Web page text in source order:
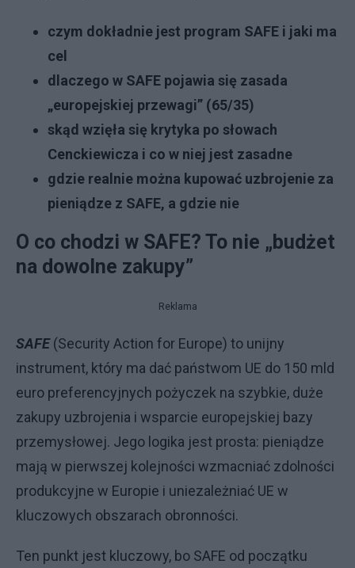
czym dokładnie jest program SAFE i jaki ma
cel
dlaczego w SAFE pojawia się zasada
„europejskiej przewagi” (65/35)
skąd wzięła się krytyka po słowach
Cenckiewicza i co w niej jest zasadne
gdzie realnie można kupować uzbrojenie za
pieniądze z SAFE, a gdzie nie
O co chodzi w SAFE? To nie „budżet
na dowolne zakupy”
Reklama
SAFE(Security Action for Europe) to unijny
instrument, który ma dać państwom UE do 150 mld
euro preferencyjnych pożyczek na szybkie, duże
zakupy uzbrojenia i wsparcie europejskiej bazy
przemysłowej. Jego logika jest prosta: pieniądze
mają w pierwszej kolejności wzmacniać zdolności
produkcyjne w Europie i uniezależniać UE w
kluczowych obszarach obronności.
Ten punkt jest kluczowy, bo SAFE od początku